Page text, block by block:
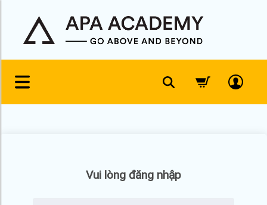
content
Vui lòng đăng nhập